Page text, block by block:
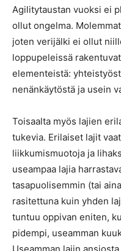
Agilitytaustan vuoksi ei
ollut ongelma.
joten verijälki ei ollut
loppupeleissä
elementeistä:
nenänkäytöstä ja usein
Toisaalta myös lajien
tukevia. Erilaiset lajit
liikkumismuotoja ja
useampaa lajia
tasapuolisemmin (tai
rasitettuna kuin yhden
tuntuu oppivan eniten,
pidempi, useamman